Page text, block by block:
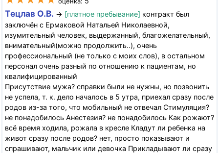
Тецлав О.В. → [платное пребывание] контракт был
заключён с Ермаковой Натальей Николаевной,
изумительный человек, выдержанный, благожелательный,
внимательный(можно продолжить..), очень
профессиональный (не только с моих слов), в остальном
персонал очень разный по отношению к пациентам, но
квалифицированный
Присутствие мужа? справки были не нужны, но позвонить
не успела, т. к. дело началось в 5 утра, приехал сразу после
родов из-за того, что мобильный не отвечал Стимуляция?
не понадобилось Анестезия? не понадобилось Как рожают?
всё время ходила, рожала в кресле Кладут ли ребенка на
живот сразу после родов? нет, просто показывают и
спрашивают, мальчик или девочка Прикладывают ли сразу